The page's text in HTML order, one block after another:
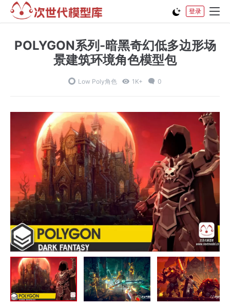
登录
POLYGON系列-暗黑奇幻低多边形场
景建筑环境角色模型包
Low Poly角色 1K+ 0